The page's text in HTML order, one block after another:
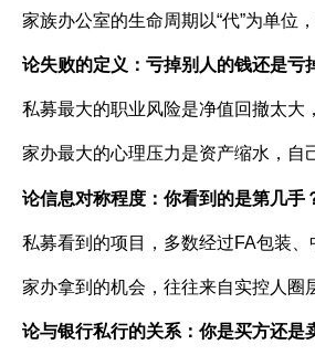
家族办公室的生命周期以“代”为单位
论失败的定义：亏掉别人的钱还是亏
私募最大的职业风险是净值回撤太大，
家办最大的心理压力是资产缩水，自
论信息对称程度：你看到的是第几手
私募看到的项目，多数经过FA包装、
家办拿到的机会，往往来自实控人圈
论与银行私行的关系：你是买方还是